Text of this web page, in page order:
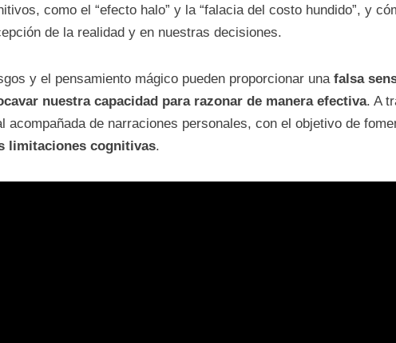
como el “efecto halo” y la “falacia del costo hundido”, y
de la realidad y en nuestras decisiones.
y el pensamiento mágico pueden proporcionar una falsa
nuestra capacidad para razonar de manera efectiva. A
acompañada de narraciones personales, con el objetivo de
limitaciones cognitivas.